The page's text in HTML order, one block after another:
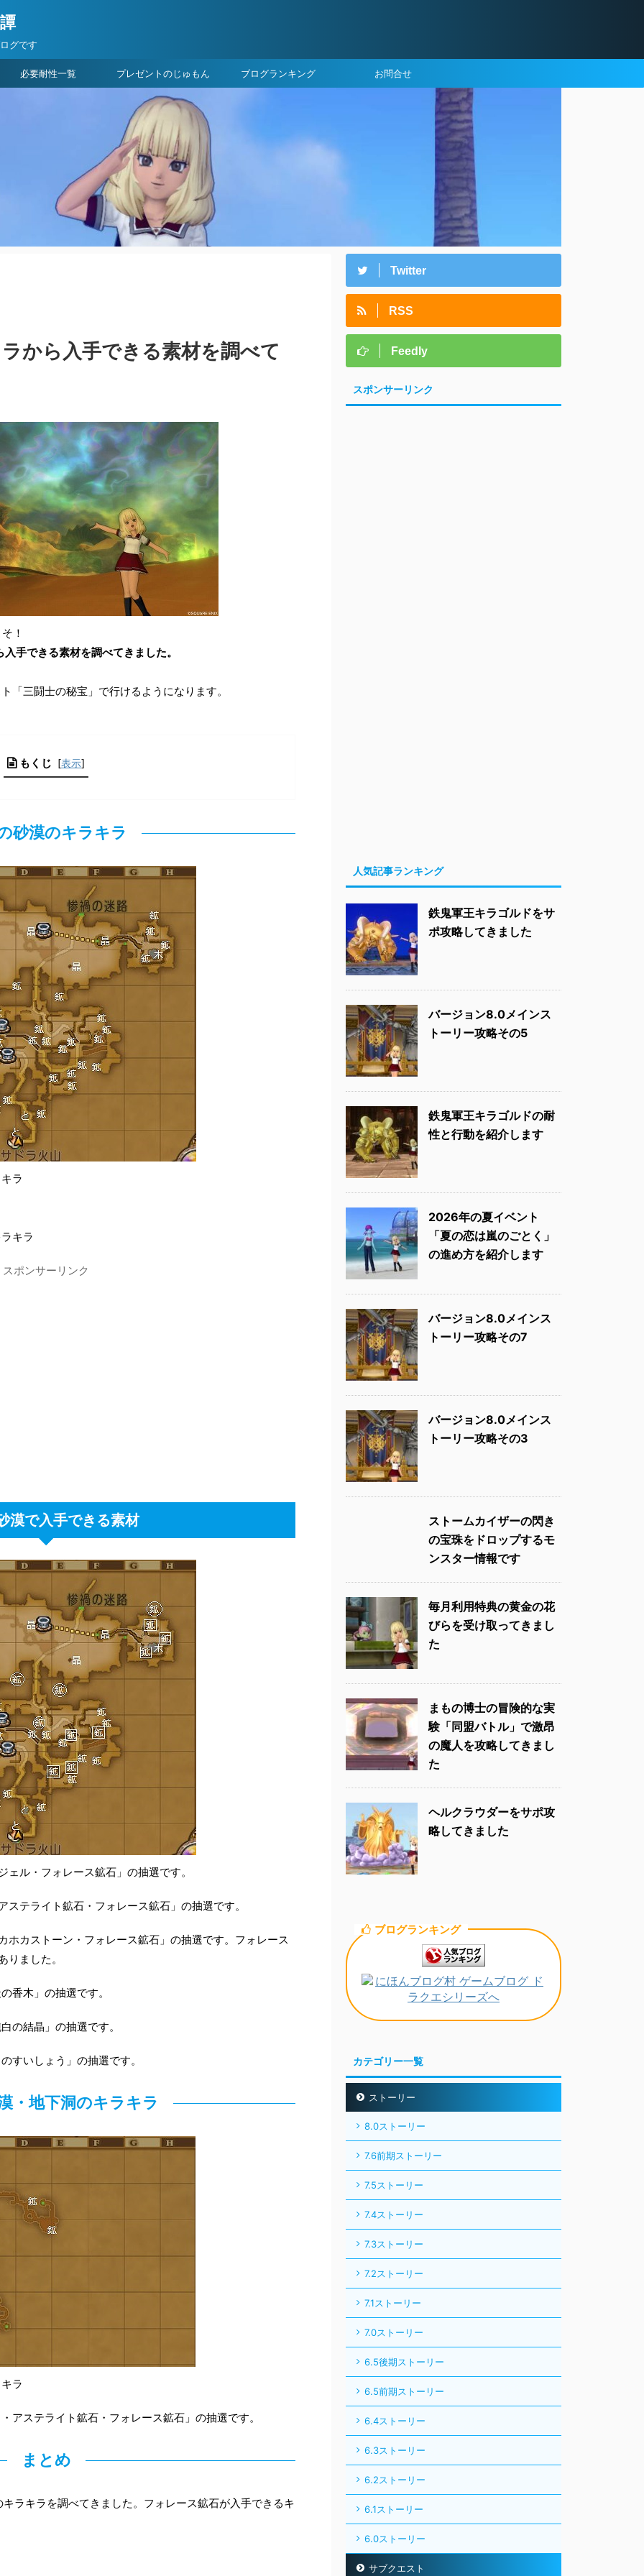
グです
必要耐性一覧 プレゼントのじゅもん ブログランキング お問合せ
から入手できる素材を調べて
！
手できる素材を調べてきました。
「三闘士の秘宝」で行けるようになります。
もくじ [表示]
砂漠のキラキラ
ラ
キラ
スポンサーリンク
漠で入手できる素材
ル・フォレース鉱石」の抽選です。
テライト鉱石・フォレース鉱石」の抽選です。
ホカストーン・フォレース鉱石」の抽選です。フォレース
ました。
香木」の抽選です。
の結晶」の抽選です。
すいしょう」の抽選です。
・地下洞のキラキラ
ラ
アステライト鉱石・フォレース鉱石」の抽選です。
まとめ
ラキラを調べてきました。フォレース鉱石が入手できるキ
Twitter
RSS
Feedly
スポンサーリンク
人気記事ランキング
鉄鬼軍王キラゴルドをサ
ポ攻略してきました
バージョン8.0メインス
トーリー攻略その5
鉄鬼軍王キラゴルドの耐
性と行動を紹介します
2026年の夏イベント
「夏の恋は嵐のごとく」
の進め方を紹介します
バージョン8.0メインス
トーリー攻略その7
バージョン8.0メインス
トーリー攻略その3
ストームカイザーの閃き
の宝珠をドロップするモ
ンスター情報です
毎月利用特典の黄金の花
びらを受け取ってきまし
た
まもの博士の冒険的な実
験「同盟バトル」で激昂
の魔人を攻略してきまし
た
ヘルクラウダーをサポ攻
略してきました
ブログランキング
カテゴリー一覧
ストーリー
8.0ストーリー
7.6前期ストーリー
7.5ストーリー
7.4ストーリー
7.3ストーリー
7.2ストーリー
7.1ストーリー
7.0ストーリー
6.5後期ストーリー
6.5前期ストーリー
6.4ストーリー
6.3ストーリー
6.2ストーリー
6.1ストーリー
6.0ストーリー
サブクエスト